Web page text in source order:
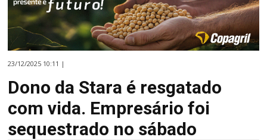
23/12/2025 10:11 |
Dono da Stara é resgatado
com vida. Empresário foi
sequestrado no sábado